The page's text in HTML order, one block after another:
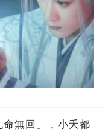
無回」，小夭都